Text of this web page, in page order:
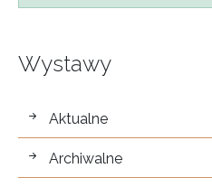
Wystawy
wystawy
Aktualne
Archiwalne